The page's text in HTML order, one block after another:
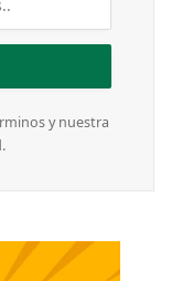
y nuestra
.